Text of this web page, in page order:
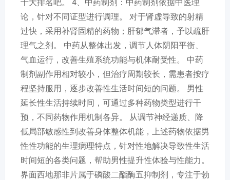
十大排名吧。 4、中药制剂：中药制剂依据中医理
论，针对不同证型进行调理。 对于肾虚导致的射精
过快，采用补肾固精的药物；肝郁气滞者，予以疏肝
理气之剂。 中药从整体出发，调节人体阴阳平衡、
气血运行，改善生殖系统功能与机体耐受性。 中药
制剂副作用相对较小，但治疗周期较长，需患者按疗
程坚持服用，逐步改善性生活时间短的问题。 男性
延长性生活持续时间，可通过多种药物类型进行干
预，不同药物作用机制各异。 从调节神经递质、降
低局部敏感性到改善身体整体机能，上述药物依据男
性性功能的生理病理特点，针对性地解决导致性生活
时间短的各类问题，帮助男性提升性体验与性能力。
界面西地那非片属于磷酸二酯酶五抑制剂，专注于勃